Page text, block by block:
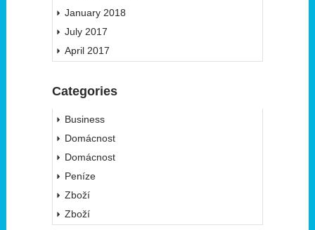
January 2018
July 2017
April 2017
Categories
Business
Domácnost
Domácnost
Peníze
Zboží
Zboží